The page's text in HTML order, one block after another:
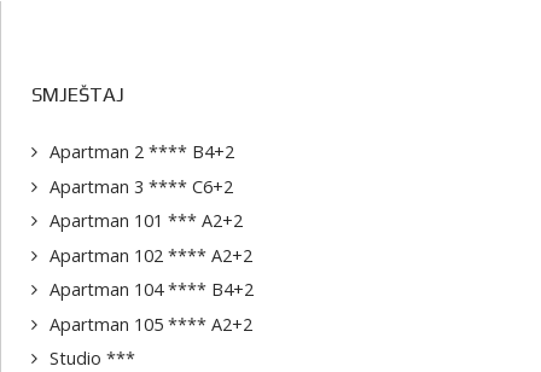
SMJEŠTAJ
Apartman 2 **** B4+2
Apartman 3 **** C6+2
Apartman 101 *** A2+2
Apartman 102 **** A2+2
Apartman 104 **** B4+2
Apartman 105 **** A2+2
Studio ***